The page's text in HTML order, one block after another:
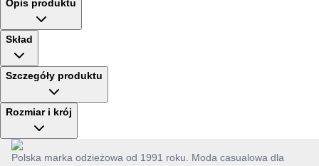
Opis produktu
Skład
Szczegóły produktu
Rozmiar i krój
Polska marka odzieżowa od 1991 roku. Moda casualowa dla